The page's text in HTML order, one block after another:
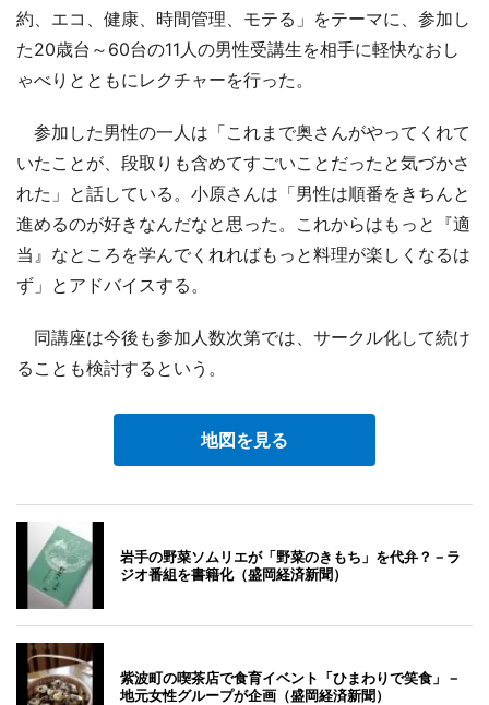
約、エコ、健康、時間管理、モテる」をテーマに、参加し
た20歳台～60台の11人の男性受講生を相手に軽快なおし
ゃべりとともにレクチャーを行った。
参加した男性の一人は「これまで奥さんがやってくれて
いたことが、段取りも含めてすごいことだったと気づかさ
れた」と話している。小原さんは「男性は順番をきちんと
進めるのが好きなんだなと思った。これからはもっと『適
当』なところを学んでくれればもっと料理が楽しくなるは
ず」とアドバイスする。
同講座は今後も参加人数次第では、サークル化して続け
ることも検討するという。
地図を見る
岩手の野菜ソムリエが「野菜のきもち」を代弁？－ラ
ジオ番組を書籍化（盛岡経済新聞）
紫波町の喫茶店で食育イベント「ひまわりで笑食」－
地元女性グループが企画（盛岡経済新聞）